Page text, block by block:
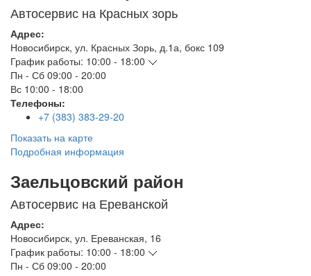
Автосервис на Красных зорь
Адрес:
Новосибирск, ул. Красных Зорь, д.1а, бокс 109
График работы: 10:00 - 18:00
Пн - Сб 09:00 - 20:00
Вс 10:00 - 18:00
Телефоны:
+7 (383) 383-29-20
Показать на карте
Подробная информация
Заельцовский район
Автосервис на Ереванской
Адрес:
Новосибирск, ул. Ереванская, 16
График работы: 10:00 - 18:00
Пн - Сб 09:00 - 20:00